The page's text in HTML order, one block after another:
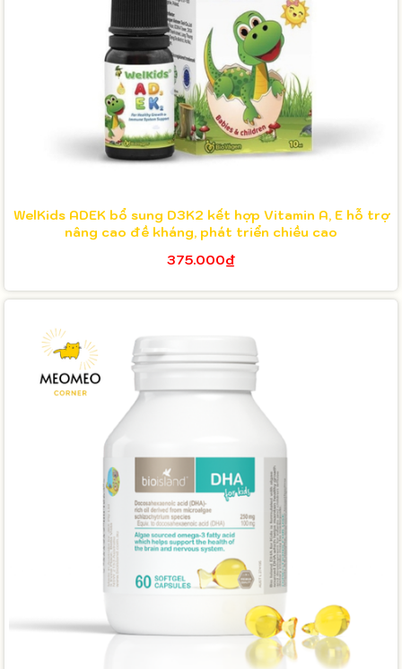
WelKids ADEK bổ sung D3K2 kết hợp Vitamin A, E hỗ trợ
nâng cao đề kháng, phát triển chiều cao
375.000₫